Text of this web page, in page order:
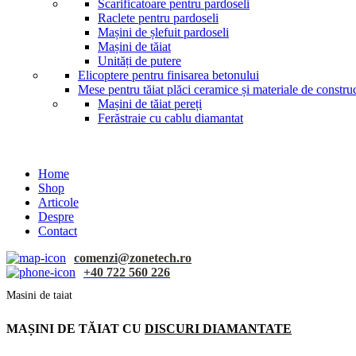
Scarificatoare pentru pardoseli
Raclete pentru pardoseli
Mașini de șlefuit pardoseli
Mașini de tăiat
Unități de putere
Elicoptere pentru finisarea betonului
Mese pentru tăiat plăci ceramice și materiale de
Mașini de tăiat pereți
Ferăstraie cu cablu diamantat
Home
Shop
Articole
Despre
Contact
comenzi@zonetech.ro
+40 722 560 226
Masini de taiat
MAȘINI DE TĂIAT CU DISCURI DIAMANTATE